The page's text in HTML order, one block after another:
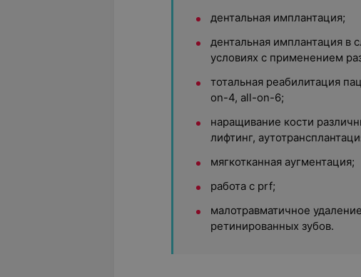
дентальная имплантация;
дентальная имплантация в
условиях с применением
тотальная реабилитация
on-4, all-on-6;
наращивание кости
лифтинг,
мягкотканная аугментация;
работа с prf;
малотравматичное
ретинированных зубов.